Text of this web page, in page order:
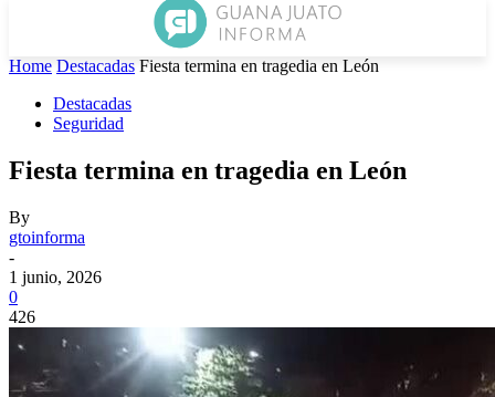
Home Destacadas Fiesta termina en tragedia en León
Destacadas
Seguridad
Fiesta termina en tragedia en León
By
gtoinforma
-
1 junio, 2026
0
426